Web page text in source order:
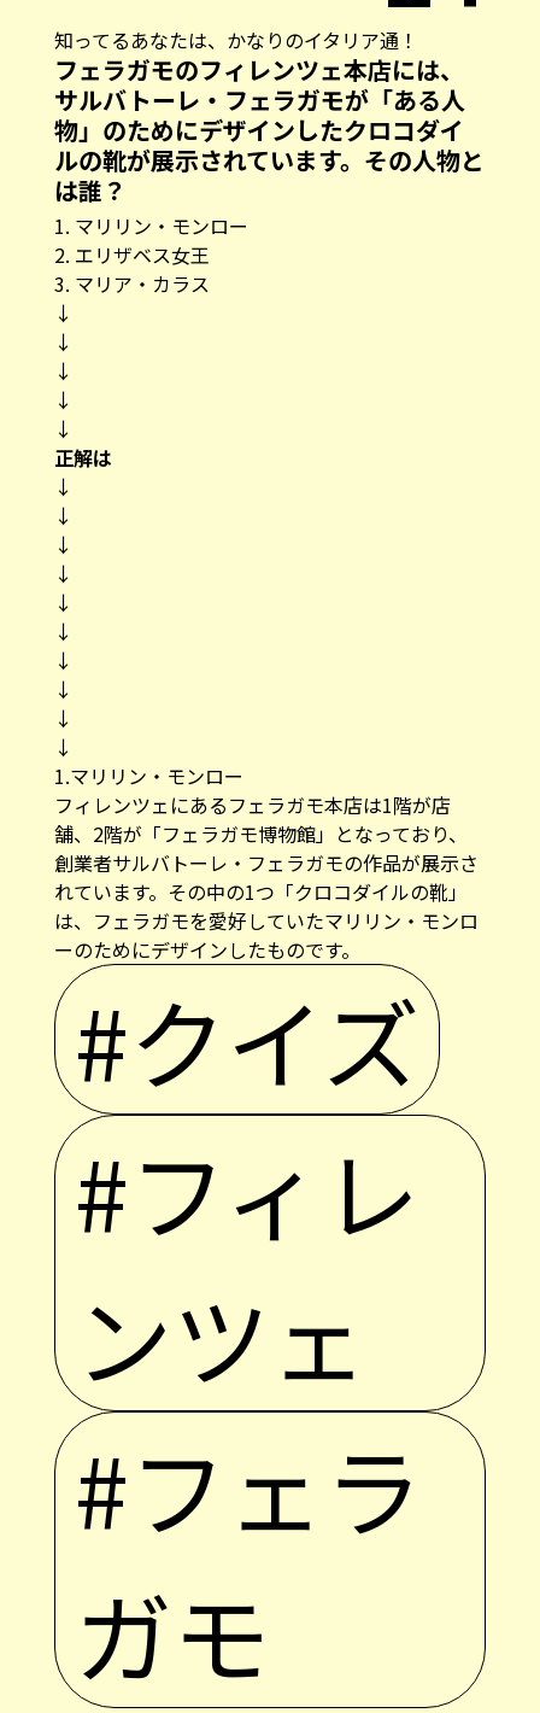
知ってるあなたは、かなりのイタリア通！
フェラガモのフィレンツェ本店には、
サルバトーレ・フェラガモが「ある人
物」のためにデザインしたクロコダイ
ルの靴が展示されています。その人物と
は誰？
1. マリリン・モンロー
2. エリザベス女王
3. マリア・カラス
↓
↓
↓
↓
↓
正解は
↓
↓
↓
↓
↓
↓
↓
↓
↓
↓
1.マリリン・モンロー
フィレンツェにあるフェラガモ本店は1階が店
舗、2階が「フェラガモ博物館」となっており、
創業者サルバトーレ・フェラガモの作品が展示さ
れています。その中の1つ「クロコダイルの靴」
は、フェラガモを愛好していたマリリン・モンロ
ーのためにデザインしたものです。
#クイズ
#フィレ
ンツェ
#フェラ
ガモ